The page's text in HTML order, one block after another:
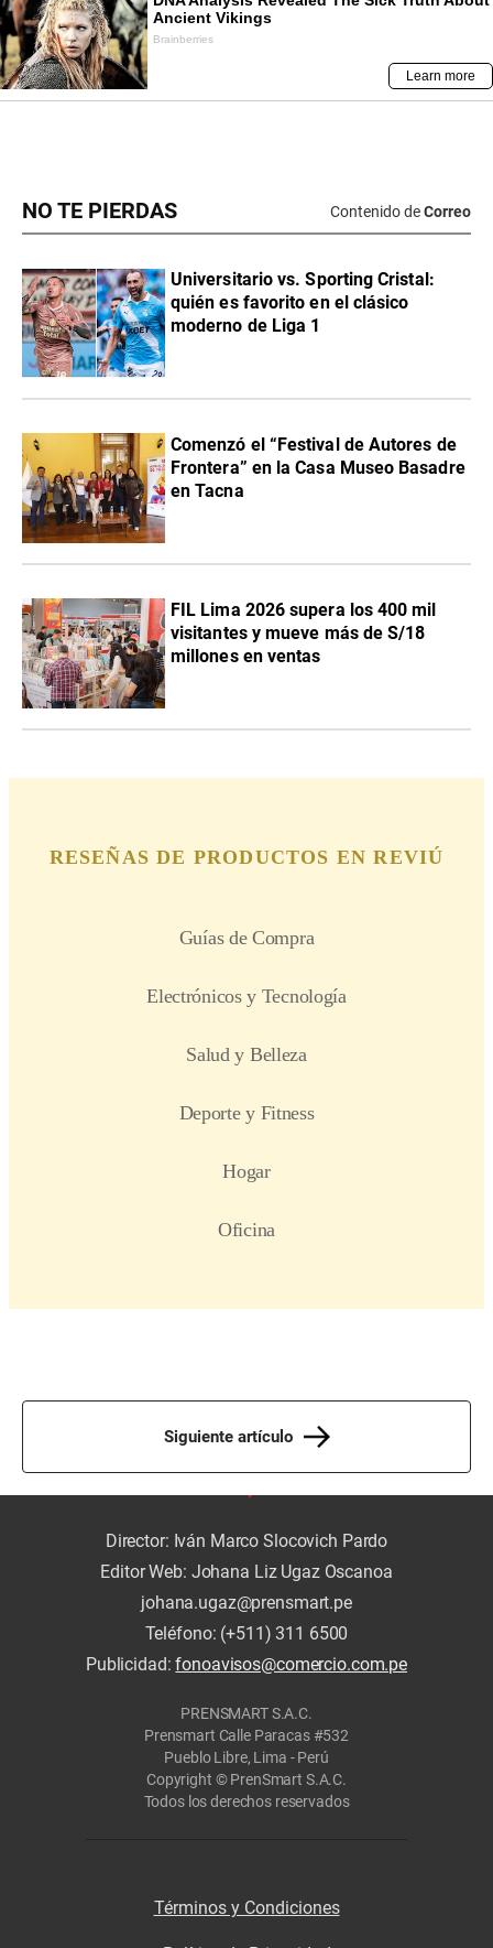
NO TE PIERDAS Contenido deCorreo
Universitario vs. Sporting Cristal:
quién es favorito en el clásico
moderno de Liga 1
Comenzó el “Festival de Autores de
Frontera” en la Casa Museo Basadre
en Tacna
FIL Lima 2026 supera los 400 mil
visitantes y mueve más de S/18
millones en ventas
Siguiente artículo
Director: Iván Marco Slocovich Pardo
Editor Web: Johana Liz Ugaz Oscanoa
johana.ugaz@prensmart.pe
Teléfono: (+511) 311 6500
Publicidad:fonoavisos@comercio.com.pe
PRENSMART S.A.C.
Prensmart Calle Paracas #532
Pueblo Libre, Lima - Perú
Copyright © PrenSmart S.A.C.
Todos los derechos reservados
Términos y Condiciones